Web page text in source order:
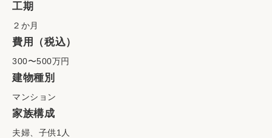
工期
２か月
費用（税込）
300〜500万円
建物種別
マンション
家族構成
夫婦、子供1人